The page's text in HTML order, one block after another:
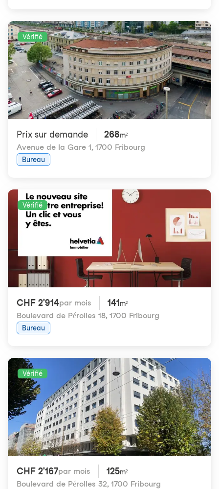
Vérifié
Prix ​​sur demande 268m²
Avenue de la Gare 1, 1700 Fribourg
Bureau
Vérifié
CHF 2'914par mois 141 m²
Boulevard de Pérolles 18, 1700 Fribourg
Bureau
Vérifié
CHF 2'167par mois 125m²
Boulevard de Pérolles 32, 1700 Fribourg